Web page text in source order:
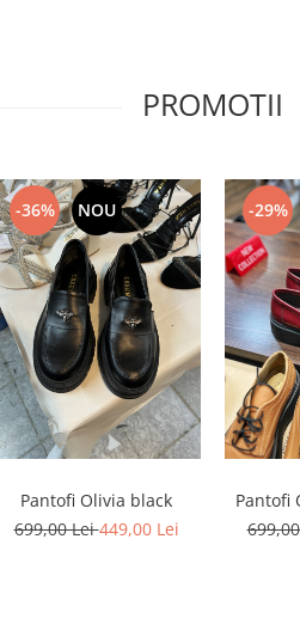
PROMOTII
-36% NOU
Pantofi Olivia black
699,00 Lei449,00 Lei
-29%
Pantofi